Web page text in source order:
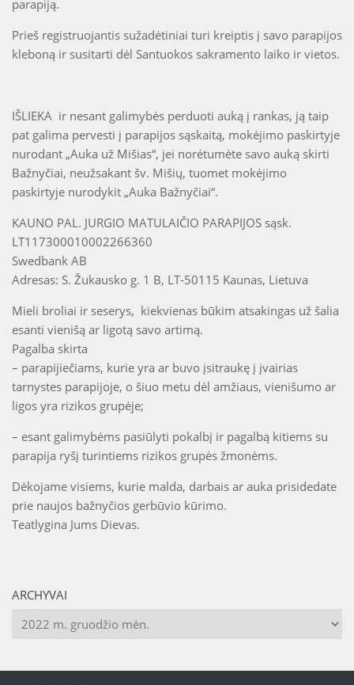
parapiją.
Prieš registruojantis sužadėtiniai turi kreiptis į savo parapijos
kleboną ir susitarti dėl Santuokos sakramento laiko ir vietos.
IŠLIEKA ir nesant galimybės perduoti auką į rankas, ją taip
pat galima pervesti į parapijos sąskaitą, mokėjimo paskirtyje
nurodant „Auka už Mišias“, jei norėtumėte savo auką skirti
Bažnyčiai, neužsakant šv. Mišių, tuomet mokėjimo
paskirtyje nurodykit „Auka Bažnyčiai“.
KAUNO PAL. JURGIO MATULAIČIO PARAPIJOS sąsk.
LT117300010002266360
Swedbank AB
Adresas: S. Žukausko g. 1 B, LT-50115 Kaunas, Lietuva
Mieli broliai ir seserys, kiekvienas būkim atsakingas už šalia
esanti vienišą ar ligotą savo artimą.
Pagalba skirta
– parapijiečiams, kurie yra ar buvo įsitraukę į įvairias
tarnystes parapijoje, o šiuo metu dėl amžiaus, vienišumo ar
ligos yra rizikos grupėje;
– esant galimybėms pasiūlyti pokalbį ir pagalbą kitiems su
parapija ryšį turintiems rizikos grupės žmonėms.
Dėkojame visiems, kurie malda, darbais ar auka prisidedate
prie naujos bažnyčios gerbūvio kūrimo.
Teatlygina Jums Dievas.
ARCHYVAI
Archyvai